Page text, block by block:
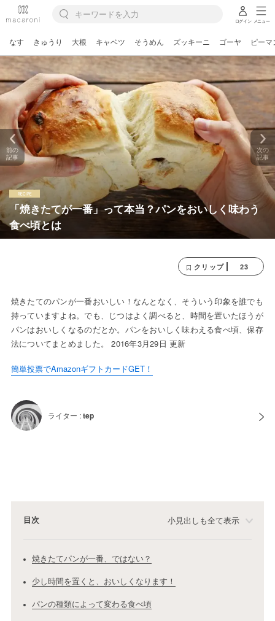
ログイン メニュー
なす きゅうり 大根 キャベツ そうめん ズッキーニ ゴーヤ ピーマ
「焼きたてが一番」って本当？パンをおいしく味わう
食べ頃とは
前の
記事
次の
記事
クリップ 23
焼きたてのパンが一番おいしい！なんとなく、そういう印象を誰でも
持っていますよね。でも、じつはよく調べると、時間を置いたほうが
パンはおいしくなるのだとか。パンをおいしく味わえる食べ頃、保存
法についてまとめました。 2016年3月29日 更新
簡単投票でAmazonギフトカードGET！
ライター :tep
目次 小見出しも全て表示
焼きたてパンが一番、ではない？
少し時間を置くと、おいしくなります！
パンの種類によって変わる食べ頃